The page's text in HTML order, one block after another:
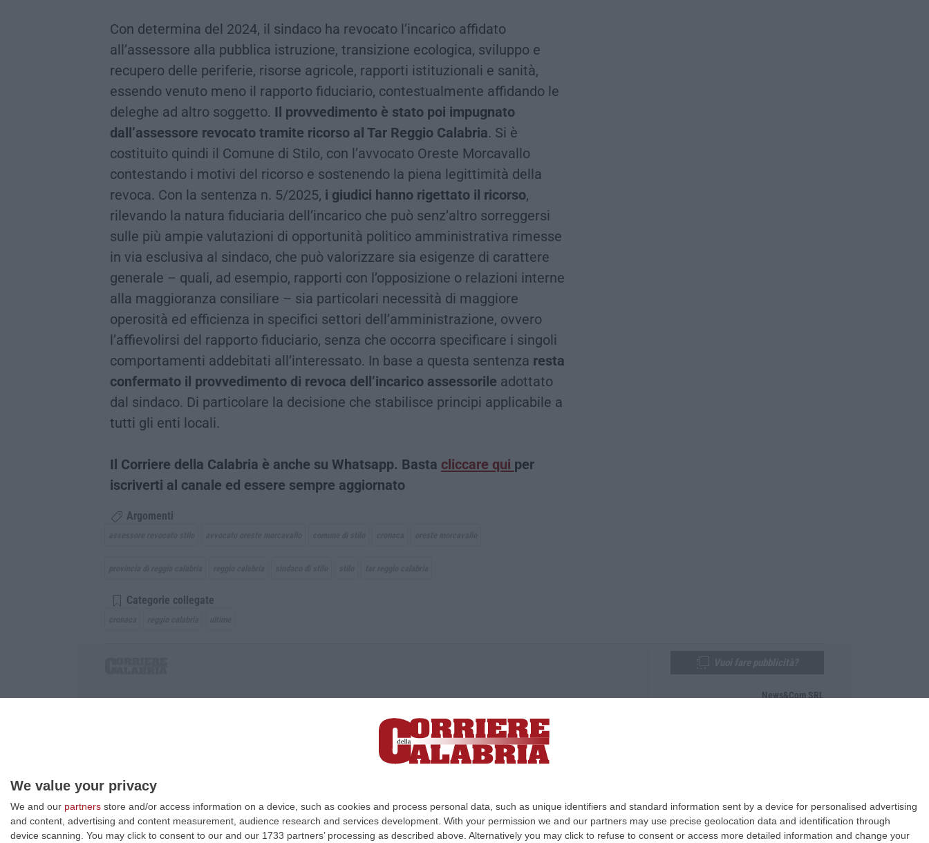
We value your privacy
We and our partners store and/or access information on a device, such as cookies and process personal data, such as unique identifiers and standard information sent by a device for personalised advertising
and content, advertising and content measurement, audience research and services development. With your permission we and our partners may use precise geolocation data and identification through
device scanning. You may click to consent to our and our 1733 partners’ processing as described above. Alternatively you may click to refuse to consent or access more detailed information and change your
Con determina del 2024, il sindaco ha revocato l’incarico affidato
all’assessore alla pubblica istruzione, transizione ecologica, sviluppo e
recupero delle periferie, risorse agricole, rapporti istituzionali e sanità,
essendo venuto meno il rapporto fiduciario, contestualmente affidando le
deleghe ad altro soggetto. Il provvedimento è stato poi impugnato
dall’assessore revocato tramite ricorso al Tar Reggio Calabria. Si è
costituito quindi il Comune di Stilo, con l’avvocato Oreste Morcavallo
contestando i motivi del ricorso e sostenendo la piena legittimità della
revoca. Con la sentenza n. 5/2025, i giudici hanno rigettato il ricorso,
rilevando la natura fiduciaria dell’incarico che può senz’altro sorreggersi
sulle più ampie valutazioni di opportunità politico amministrativa rimesse
in via esclusiva al sindaco, che può valorizzare sia esigenze di carattere
generale – quali, ad esempio, rapporti con l’opposizione o relazioni interne
alla maggioranza consiliare – sia particolari necessità di maggiore
operosità ed efficienza in specifici settori dell’amministrazione, ovvero
l’affievolirsi del rapporto fiduciario, senza che occorra specificare i singoli
comportamenti addebitati all’interessato. In base a questa sentenza resta
confermato il provvedimento di revoca dell’incarico assessorile adottato
dal sindaco. Di particolare la decisione che stabilisce principi applicabile a
tutti gli enti locali.
Il Corriere della Calabria è anche su Whatsapp. Basta cliccare qui per
iscriverti al canale ed essere sempre aggiornato
Argomenti
Categorie collegate
P.IVA. 03199620794, Via del mare 6/G, S.Eufemia, Lamezia Terme (CZ)
Iscrizione tribunale di Lamezia Terme 5/2011 - Direttore responsabile Paola Militano |Privacy
News&Com SRL
Design: cfweb